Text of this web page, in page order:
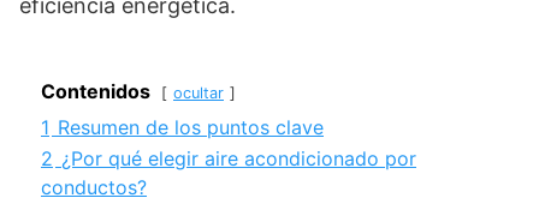
Contenidos ocultar
1 Resumen de los puntos clave
2 ¿Por qué elegir aire acondicionado por
conductos?